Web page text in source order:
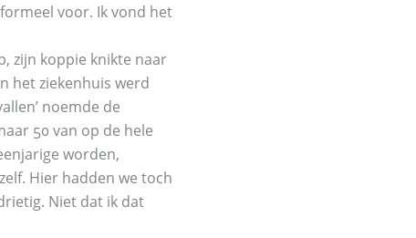
voor. Ik vond het
zijn koppie knikte naar
het ziekenhuis werd
noemde de
50 van op de hele
worden,
Hier hadden we toch
Niet dat ik dat